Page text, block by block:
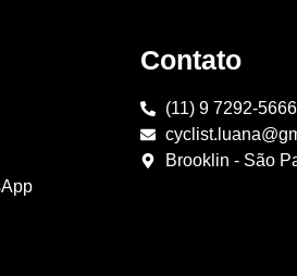
Contato
(11) 9 7292-5666
Brooklin - São